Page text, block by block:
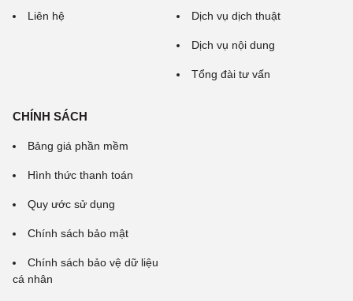
Liên hệ Dịch vụ dịch thuật
Dịch vụ nội dung
Tổng đài tư vấn
CHÍNH SÁCH
Bảng giá phần mềm
Hình thức thanh toán
Quy ước sử dụng
Chính sách bảo mật
Chính sách bảo vệ dữ liệu
cá nhân